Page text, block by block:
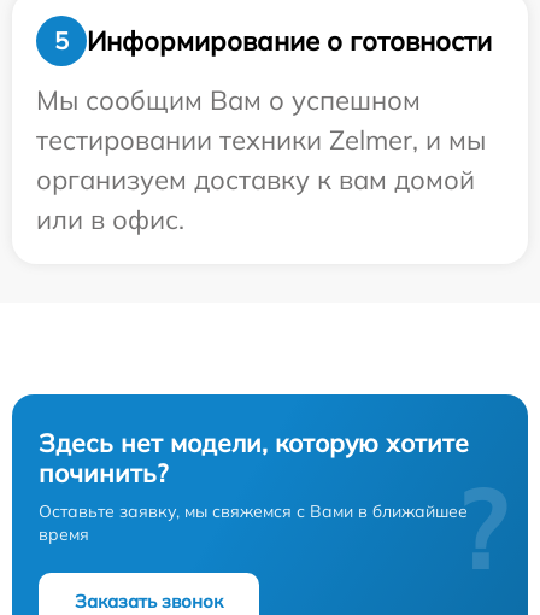
5
Информирование о готовности
Мы сообщим Вам о успешном
тестировании техники Zelmer, и мы
организуем доставку к вам домой
или в офис.
Здесь нет модели, которую хотите
починить?
Оставьте заявку, мы свяжемся с Вами в ближайшее
время
Заказать звонок
?